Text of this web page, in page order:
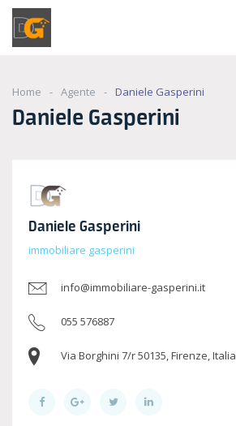
Home Agente Daniele Gasperini
Daniele Gasperini
Daniele Gasperini
immobiliare gasperini
info@immobiliare-gasperini.it
055 576887
Via Borghini 7/r 50135, Firenze, Italia